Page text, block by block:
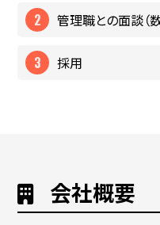
管理職との面談（数
採用
会社概要